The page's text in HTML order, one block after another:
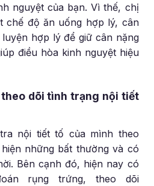
nguyệt của bạn. Vì thế, chị
chế độ ăn uống hợp lý, cân
hợp lý để giữ cân nặng
điều hòa kinh nguyệt hiệu
dõi tình trạng nội tiết
nội tiết tố của mình theo
những bất thường và có
Bên cạnh đó, hiện nay có
rụng trứng, theo dõi